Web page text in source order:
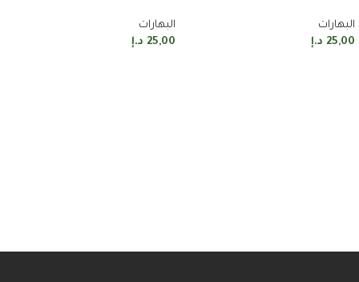
البهارات
25,00 د.إ
البهارات
25,00 د.إ